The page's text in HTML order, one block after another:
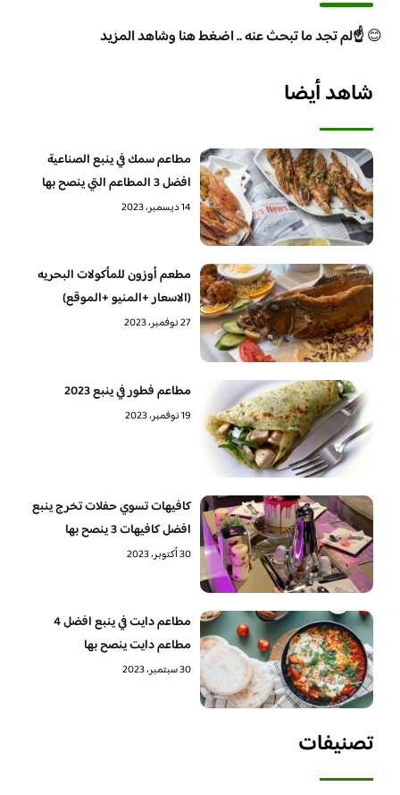
😊☝️لم تجد ما تبحث عنه .. اضغط هنا وشاهد المزيد
شاهد أيضا
مطاعم سمك في ينبع الصناعية
افضل 3 المطاعم التي ينصح بها
14 ديسمبر، 2023
مطعم أوزون للمأكولات البحريه
(الاسعار +المنيو +الموقع)
27 نوفمبر، 2023
مطاعم فطور في ينبع 2023
19 نوفمبر، 2023
كافيهات تسوي حفلات تخرج ينبع
افضل كافيهات 3 ينصح بها
30 أكتوبر، 2023
مطاعم دايت في ينبع افضل 4
مطاعم دايت ينصح بها
30 سبتمبر، 2023
تصنيفات